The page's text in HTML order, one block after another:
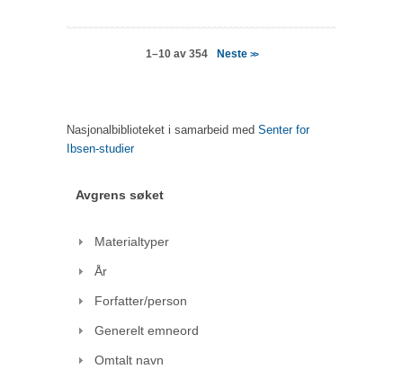
1–10 av 354 Neste >>
Nasjonalbiblioteket i samarbeid med Senter for
Ibsen-studier
Avgrens søket
Materialtyper
År
Forfatter/person
Generelt emneord
Omtalt navn